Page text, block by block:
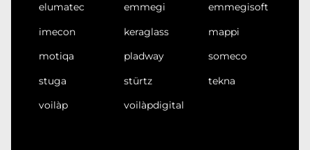
elumatec emmegi
emmegisoft
imecon
keraglass
mappi
motiqa
pladway
someco
stuga
stürtz
tekna
voilàp
voilàpdigital